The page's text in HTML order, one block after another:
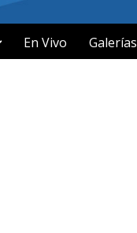
En Vivo Galerías